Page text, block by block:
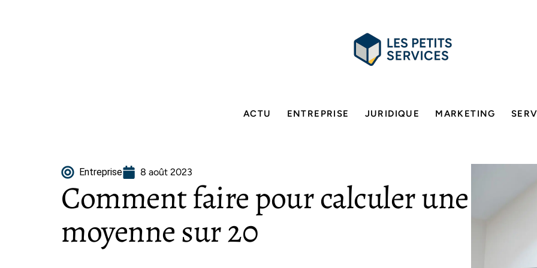
ACTU ENTREPRISE JURIDIQUE MARKETING
Entreprise 8 août 2023
Comment faire pour calculer une
moyenne sur 20